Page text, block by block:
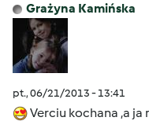
Grażyna Kamińska
pt., 06/21/2013 - 13:41
Verciu kochana ,a ja